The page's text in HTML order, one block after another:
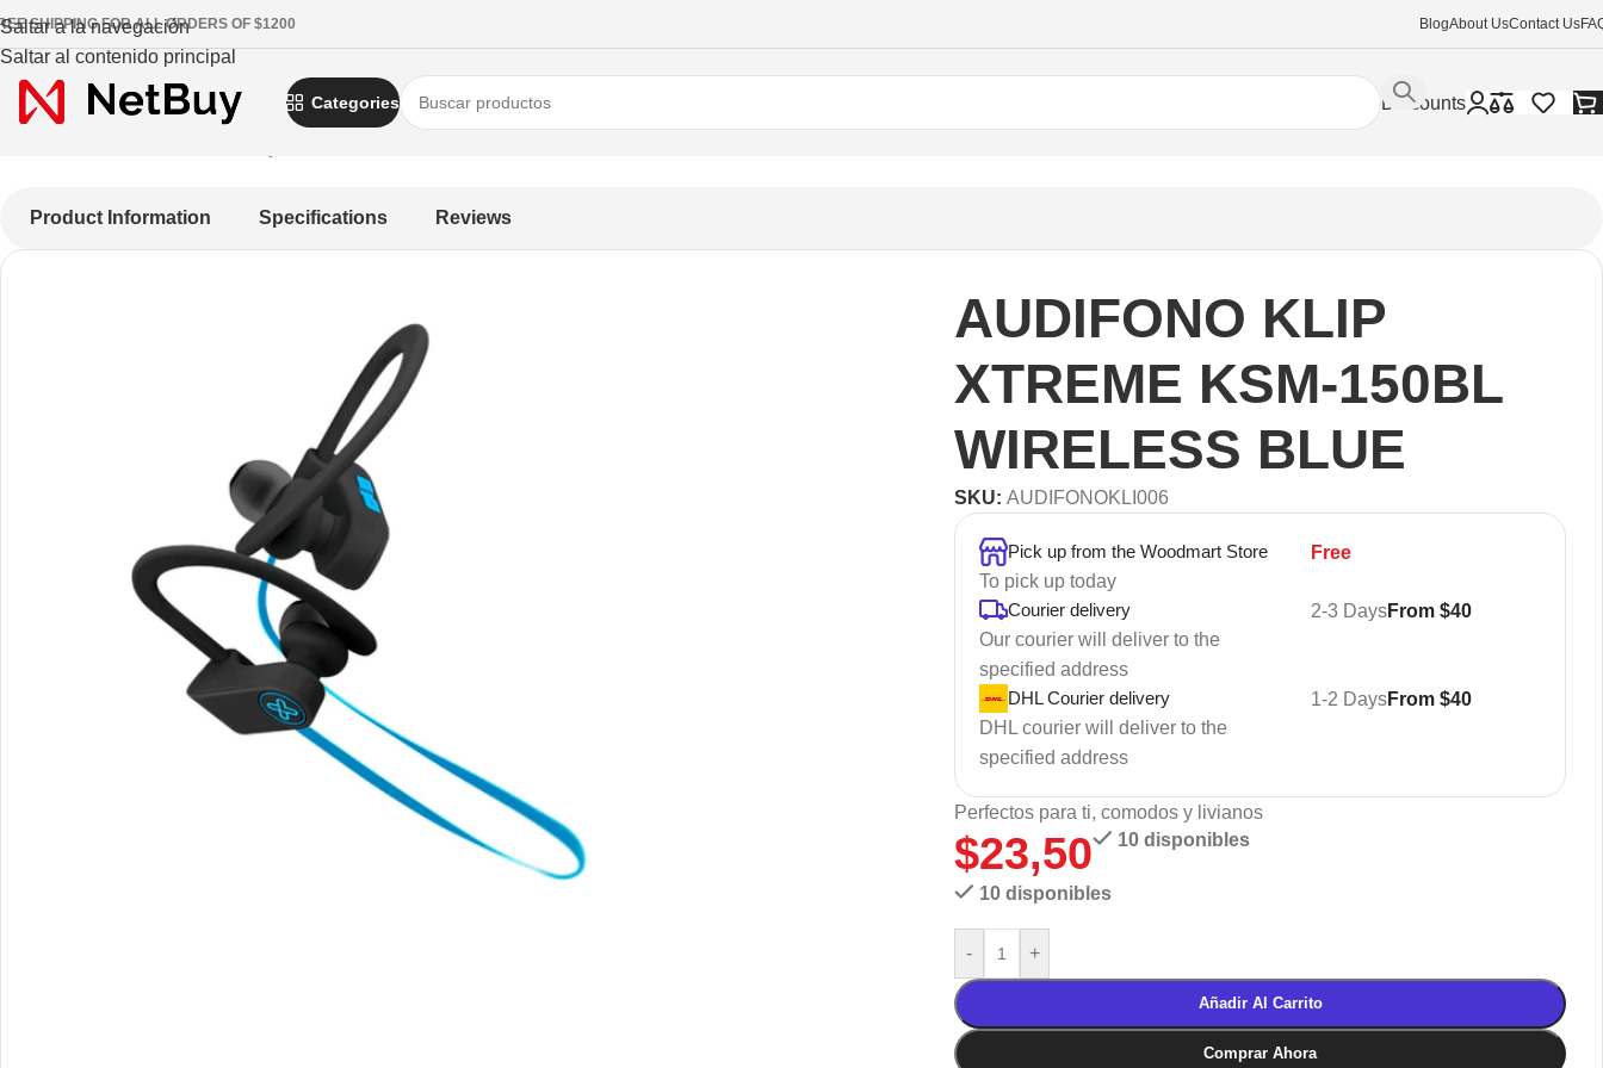
Saltar a la navegación
Saltar al contenido principal
SHIPPING FOR ALL ORDERS OF $1200 BlogAbout UsContact Us
Categories Discounts
Product Information Specifications Reviews
AUDIFONO KLIP
XTREME KSM-150BL
WIRELESS BLUE
SKU:AUDIFONOKLI006
Pick up from the Woodmart Store
To pick up today
Free
Courier delivery
Our courier will deliver to the
specified address
2-3 DaysFrom $40
DHL Courier delivery
DHL courier will deliver to the
specified address
1-2 DaysFrom $40
Perfectos para ti, comodos y livianos
$23,50 10 disponibles
10 disponibles
- +
Añadir Al Carrito
Comprar Ahora